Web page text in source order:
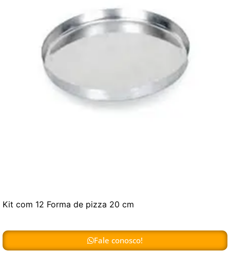
Kit com 12 Forma de pizza 20 cm
Fale conosco!